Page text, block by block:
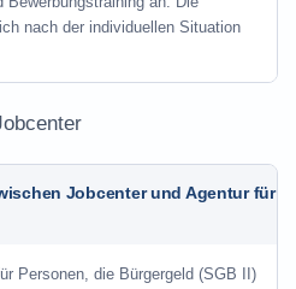
nach der individuellen Situation
Jobcenter und Agentur für
Personen, die Bürgergeld (SGB II)